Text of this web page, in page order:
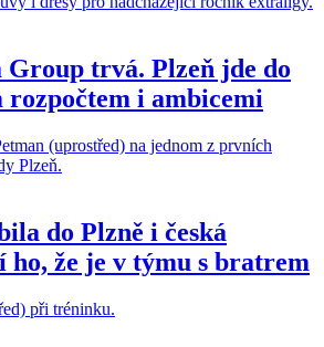
Group trvá. Plzeň jde do
rozpočtem i ambicemi
do Plzně i česká
ho, že je v týmu s bratrem